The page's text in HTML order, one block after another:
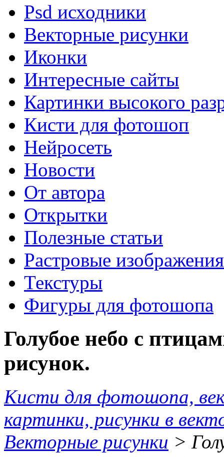
Psd исходники
Векторные рисунки
Иконки
Интересные сайты
Картинки высокого
Кисти для фотошоп
Нейросеть
Новости
От автора
Открытки
Полезные статьи
Растровые изображения
Текстуры
Фигуры для фотошопа
Голубое небо с
рисунок.
Кисти для фотошопа,
картинки, рисунки в
Векторные рисунки >